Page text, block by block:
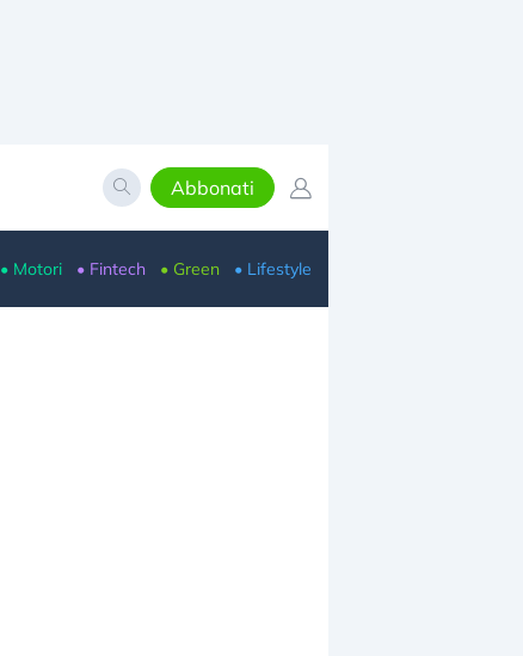
Abbonati
• Motori • Fintech • Green • Lifestyle